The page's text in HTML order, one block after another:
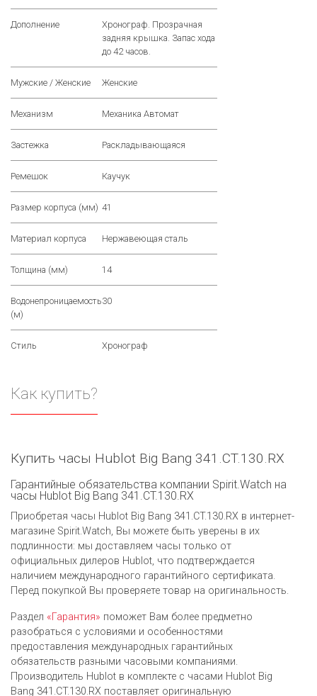
Дополнение
Хронограф. Прозрачная
задняя крышка. Запас хода
до 42 часов.
Мужские / Женские Женские
Механизм Механика Автомат
Застежка Раскладывающаяся
Ремешок Каучук
Размер корпуса (мм) 41
Материал корпуса Нержавеющая сталь
Толщина (мм) 14
Водонепроницаемость
(м)
30
Стиль Хронограф
Как купить?
Купить часы Hublot Big Bang 341.CT.130.RX
Гарантийные обязательства компании Spirit.Watch на
часы Hublot Big Bang 341.CT.130.RX
Приобретая часы Hublot Big Bang 341.CT.130.RX в интернет-
магазине Spirit.Watch, Вы можете быть уверены в их
подлинности: мы доставляем часы только от
официальных дилеров Hublot, что подтверждается
наличием международного гарантийного сертификата.
Перед покупкой Вы проверяете товар на оригинальность.
Раздел «Гарантия» поможет Вам более предметно
разобраться с условиями и особенностями
предоставления международных гарантийных
обязательств разными часовыми компаниями.
Производитель Hublot в комплекте с часами Hublot Big
Bang 341.CT.130.RX поставляет оригинальную